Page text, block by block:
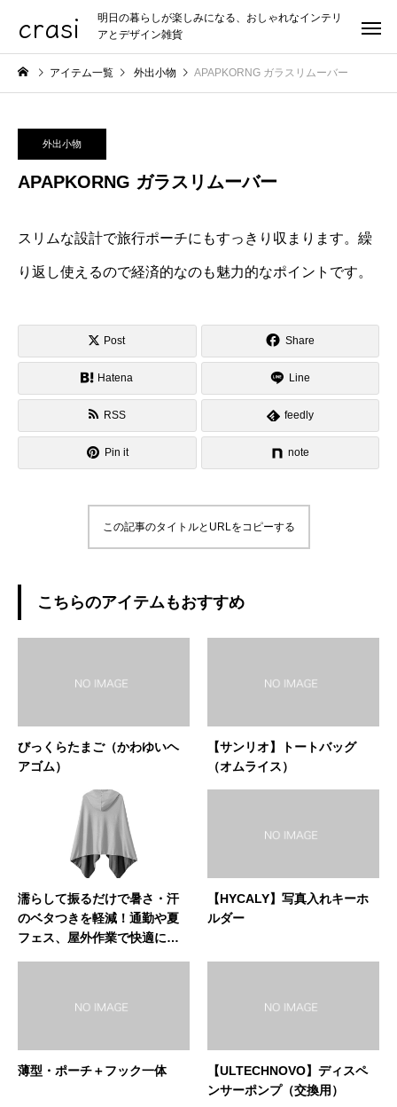
crasi
明日の暮らしが楽しみになる、おしゃれなインテリ
アとデザイン雑貨
アイテム一覧 外出小物 APAPKORNG ガラスリムーバー
外出小物
APAPKORNG ガラスリムーバー
スリムな設計で旅行ポーチにもすっきり収まります。繰
り返し使えるので経済的なのも魅力的なポイントです。
Post Share
Hatena Line
RSS feedly
Pin it note
この記事のタイトルとURLをコピーする
こちらのアイテムもおすすめ
びっくらたまご（かわゆいヘ
アゴム）
【サンリオ】トートバッグ
（オムライス）
濡らして振るだけで暑さ・汗
のベタつきを軽減！通勤や夏
フェス、屋外作業で快適に過
【HYCALY】写真入れキーホ
ルダー
薄型・ポーチ＋フック一体
【ULTECHNOVO】ディスペ
ンサーポンプ（交換用）